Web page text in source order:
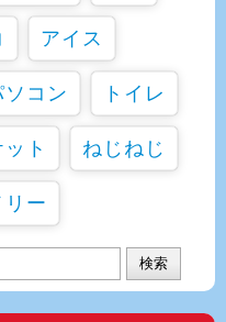
アイス
ソコン トイレ
ト ねじねじ
リー
検索